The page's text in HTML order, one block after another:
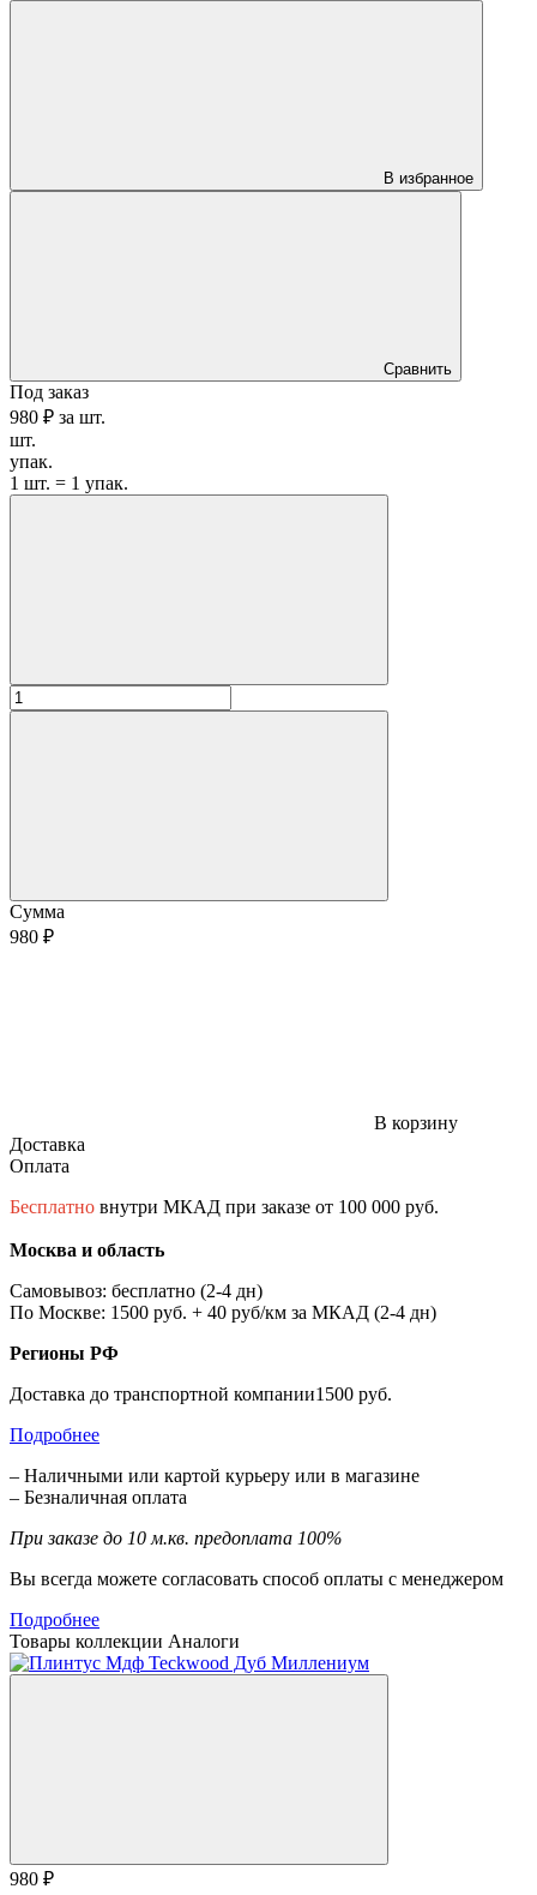
В избранное
Сравнить
Под заказ
980 ₽ за шт.
шт.
упак.
1 шт. = 1 упак.
Сумма
980 ₽
В корзину
Доставка
Оплата
Бесплатно внутри МКАД при заказе от 100 000 руб.
Москва и область
Самовывоз: бесплатно (2-4 дн)
По Москве: 1500 руб. + 40 руб/км за МКАД (2-4 дн)
Регионы РФ
Доставка до транспортной компании1500 руб.
Подробнее
– Наличными или картой курьеру или в магазине
– Безналичная оплата
При заказе до 10 м.кв. предоплата 100%
Вы всегда можете согласовать способ оплаты с менеджером
Подробнее
Товары коллекции Аналоги
980 ₽